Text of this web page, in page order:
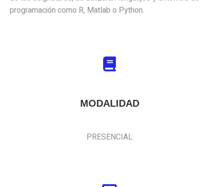
programación como R, Matlab o Python.
MODALIDAD
PRESENCIAL